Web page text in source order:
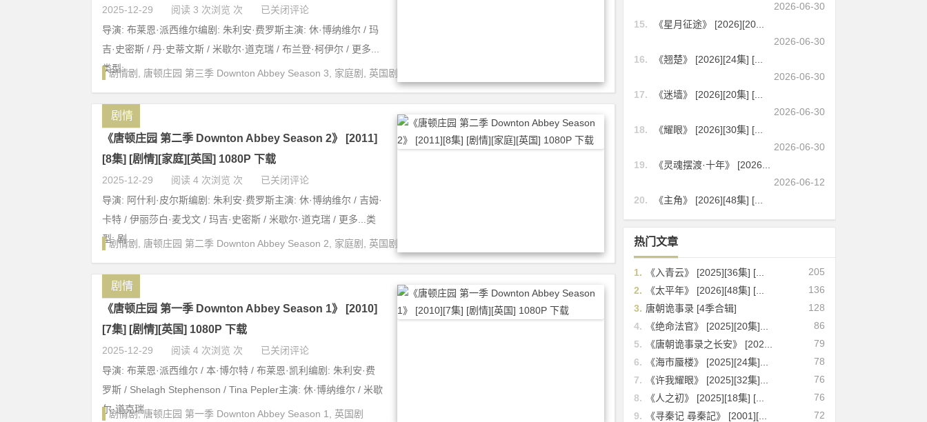
2025-12-29 阅读 3 次浏览 次 已关闭评论
导演: 布莱恩·派西维尔编剧: 朱利安·费罗斯主演: 休·博纳维尔 / 玛
吉·史密斯 / 丹·史蒂文斯 / 米歇尔·道克瑞 / 布兰登·柯伊尔 / 更多...
类型: ...
剧情剧 唐顿庄园 第三季 Downton Abbey Season 3 家庭剧 英国剧
《唐顿庄园 第二季 Downton Abbey Season 2》 [2011]
[8集] [剧情][家庭][英国] 1080P 下载
2025-12-29 阅读 4 次浏览 次 已关闭评论
剧情
导演: 阿什利·皮尔斯编剧: 朱利安·费罗斯主演: 休·博纳维尔 / 吉姆·
卡特 / 伊丽莎白·麦戈文 / 玛吉·史密斯 / 米歇尔·道克瑞 / 更多...类
型: 剧...
剧情剧 唐顿庄园 第二季 Downton Abbey Season 2 家庭剧 英国剧
《唐顿庄园 第一季 Downton Abbey Season 1》 [2010]
[7集] [剧情][英国] 1080P 下载
2025-12-29 阅读 4 次浏览 次 已关闭评论
剧情
导演: 布莱恩·派西维尔 / 本·博尔特 / 布莱恩·凯利编剧: 朱利安·费
罗斯 / Shelagh Stephenson / Tina Pepler主演: 休·博纳维尔 / 米歇
尔·道克瑞...
剧情剧,唐顿庄园 第一季 Downton Abbey Season 1 英国剧
2026-06-30
15.
《星月征途》 [2026][20...
2026-06-30
16.
《翘楚》 [2026][24集] [...
2026-06-30
17.
《迷墙》 [2026][20集] [...
2026-06-30
18.
《耀眼》 [2026][30集] [...
2026-06-30
19.
《灵魂摆渡·十年》 [2026...
2026-06-12
20.
《主角》 [2026][48集] [...
热门文章
205
1.
《入青云》 [2025][36集] [...
136
2.
《太平年》 [2026][48集] [...
128
3. 唐朝诡事录 [4季合辑]
86
4.
《绝命法官》 [2025][20集]...
79
5.
《唐朝诡事录之长安》 [202...
78
6.
《海市蜃楼》 [2025][24集]...
76
7.
《许我耀眼》 [2025][32集]...
76
8.
《人之初》 [2025][18集] [...
72
9.
《寻秦记 尋秦記》 [2001][...